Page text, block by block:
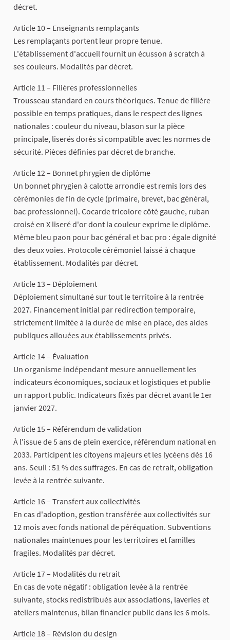
décret.
Article 10 – Enseignants remplaçants
Les remplaçants portent leur propre tenue.
L'établissement d'accueil fournit un écusson à scratch à
ses couleurs. Modalités par décret.
Article 11 – Filières professionnelles
Trousseau standard en cours théoriques. Tenue de filière
possible en temps pratiques, dans le respect des lignes
nationales : couleur du niveau, blason sur la pièce
principale, liserés dorés si compatible avec les normes de
sécurité. Pièces définies par décret de branche.
Article 12 – Bonnet phrygien de diplôme
Un bonnet phrygien à calotte arrondie est remis lors des
cérémonies de fin de cycle (primaire, brevet, bac général,
bac professionnel). Cocarde tricolore côté gauche, ruban
croisé en X liseré d'or dont la couleur exprime le diplôme.
Même bleu paon pour bac général et bac pro : égale dignité
des deux voies. Protocole cérémoniel laissé à chaque
établissement. Modalités par décret.
Article 13 – Déploiement
Déploiement simultané sur tout le territoire à la rentrée
2027. Financement initial par redirection temporaire,
strictement limitée à la durée de mise en place, des aides
publiques allouées aux établissements privés.
Article 14 – Évaluation
Un organisme indépendant mesure annuellement les
indicateurs économiques, sociaux et logistiques et publie
un rapport public. Indicateurs fixés par décret avant le 1er
janvier 2027.
Article 15 – Référendum de validation
À l'issue de 5 ans de plein exercice, référendum national en
2033. Participent les citoyens majeurs et les lycéens dès 16
ans. Seuil : 51 % des suffrages. En cas de retrait, obligation
levée à la rentrée suivante.
Article 16 – Transfert aux collectivités
En cas d'adoption, gestion transférée aux collectivités sur
12 mois avec fonds national de péréquation. Subventions
nationales maintenues pour les territoires et familles
fragiles. Modalités par décret.
Article 17 – Modalités du retrait
En cas de vote négatif : obligation levée à la rentrée
suivante, stocks redistribués aux associations, laveries et
ateliers maintenus, bilan financier public dans les 6 mois.
Article 18 – Révision du design